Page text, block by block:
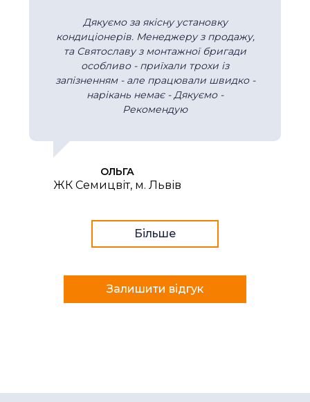
Дякуємо за якісну установку
кондиціонерів. Менеджеру з продажу,
та Святославу з монтажної бригади
особливо - приїхали трохи із
запізненням - але працювали швидко -
нарікань немає - Дякуємо -
Рекомендую
ОЛЬГА
ЖК Семицвіт, м. Львів
Більше
Залишити відгук